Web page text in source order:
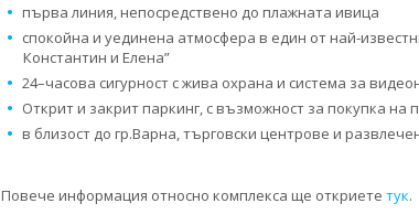
първа линия, непосредствено до плажната ивица
спокойна и уединена атмосфера в един от най-
Константин и Елена”
24–часова сигурност с жива охрана и система за
Открит и закрит паркинг, с възможност за покупка на
в близост до гр.Варна, търговски центрове и
Повече информация относно комплекса ще откриете тук.